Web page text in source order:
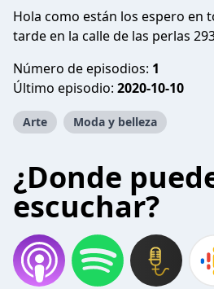
Hola como están los espero en
tarde en la calle de las perlas
Número de episodios: 1
Último episodio: 2020-10-10
Arte Moda y belleza
¿Donde
escuchar?